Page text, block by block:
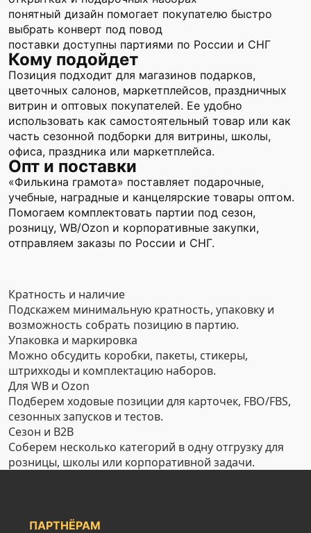
понятный дизайн помогает покупателю быстро
выбрать конверт под повод
поставки доступны партиями по России и СНГ
Кому подойдет
Позиция подходит для магазинов подарков,
цветочных салонов, маркетплейсов, праздничных
витрин и оптовых покупателей. Ее удобно
использовать как самостоятельный товар или как
часть сезонной подборки для витрины, школы,
офиса, праздника или маркетплейса.
Опт и поставки
«Филькина грамота» поставляет подарочные,
учебные, наградные и канцелярские товары оптом.
Помогаем комплектовать партии под сезон,
розницу, WB/Ozon и корпоративные закупки,
отправляем заказы по России и СНГ.
Кратность и наличие
Подскажем минимальную кратность, упаковку и
возможность собрать позицию в партию.
Упаковка и маркировка
Можно обсудить коробки, пакеты, стикеры,
штрихкоды и комплектацию наборов.
Для WB и Ozon
Подберем ходовые позиции для карточек, FBO/FBS,
сезонных запусков и тестов.
Сезон и B2B
Соберем несколько категорий в одну отгрузку для
розницы, школы или корпоративной задачи.
ПАРТНЁРАМ